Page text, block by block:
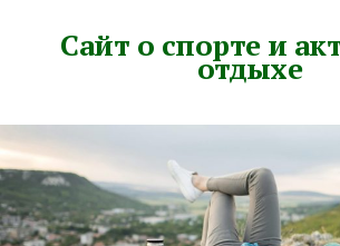
Сайт о спорте и
отдыхе